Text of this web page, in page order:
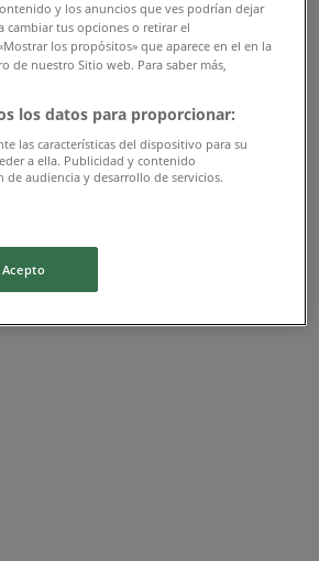
y los anuncios que ves podrían dejar
cambiar tus opciones o retirar el
los propósitos» que aparece en el en la
de nuestro Sitio web. Para saber más,
los datos para proporcionar:
las características del dispositivo para su
a ella. Publicidad y contenido
audiencia y desarrollo de servicios.
Acepto